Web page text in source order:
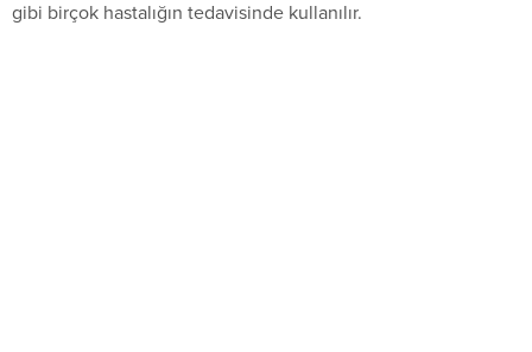
gibi birçok hastalığın tedavisinde kullanılır.